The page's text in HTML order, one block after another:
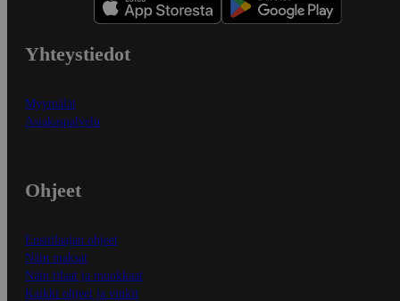
Yhteystiedot
Myymälät
Asiakaspalvelu
Ohjeet
Ensitilaajan ohjeet
Näin maksat
Näin tilaat ja muokkaat
Kaikki ohjeet ja vinkit